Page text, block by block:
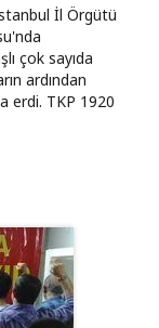
İl Örgütü
çok sayıda
ardından
erdi. TKP 1920